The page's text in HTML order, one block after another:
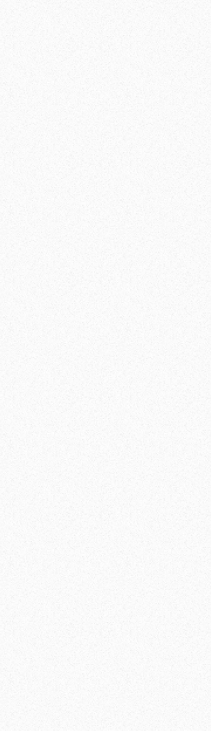
blog, zaerrzone bermula pada
ni), dan entry pertama adalah
Tentang Cinta. Melihatkan entry
mengenai tajuk
tidak dapat di pastikan samada
cintanya atau mencari cinta
memberansangkan, blog Erza
Tahniah aku ucapkan kerana
yang besar maknanya, dan aku
usaha untuk terus berjaya
pula penulis aktif mengemaskini
promosi.
blog ini, dari segi persembahan,
Ringan. Dan mungkin perlu sedikit
warna, kerana pemilihan warna yang
Menyelesakan pembaca dengan
membina mood pembaca.
dapat aku ulas mengenai blog
dan amat sesuai untuk
- entry yang di hasilkan. Semoga
mengenai penulis, Erza
Chemistry di UPM. Jadi
untuk berkenalan, boleh tanya
:D
blogErza?